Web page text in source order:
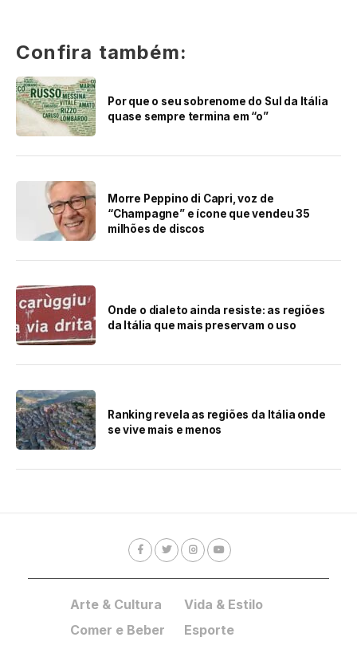
Confira também:
Por que o seu sobrenome do Sul da Itália
quase sempre termina em “o”
Morre Peppino di Capri, voz de
“Champagne” e ícone que vendeu 35
milhões de discos
Onde o dialeto ainda resiste: as regiões
da Itália que mais preservam o uso
Ranking revela as regiões da Itália onde
se vive mais e menos
Arte & Cultura
Comer e Beber
Vida & Estilo
Esporte